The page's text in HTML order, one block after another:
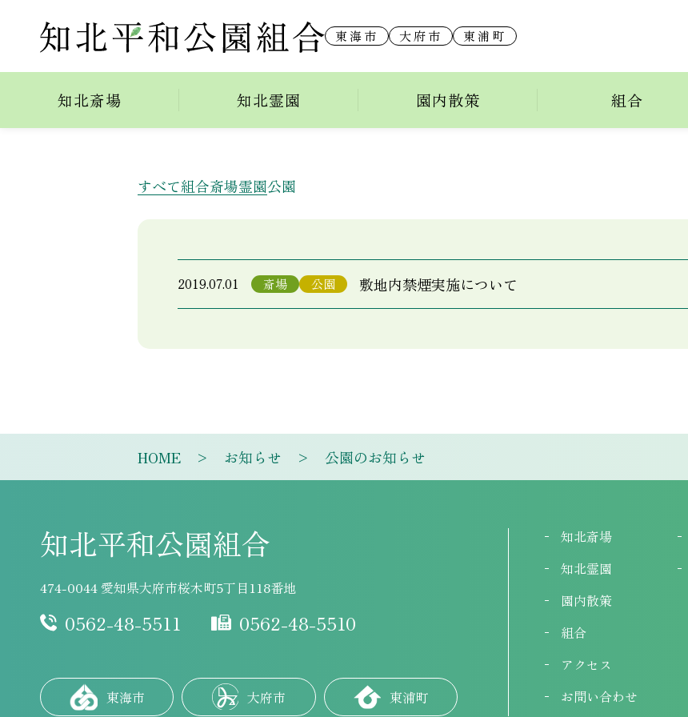
東海市 大府市 東浦町
知北斎場 知北霊園 園内散策 組合
お知らせ
すべて組合斎場霊園公園
2019.07.01 斎場 公園 敷地内禁煙実施について
HOME お知らせ 公園のお知らせ
知北平和公園組合
474-0044 愛知県大府市桜木町5丁目118番地
0562-48-5511 0562-48-5510
知北斎場
知北霊園
園内散策
組合
アクセス
お問い合わせ
東海市 大府市 東浦町